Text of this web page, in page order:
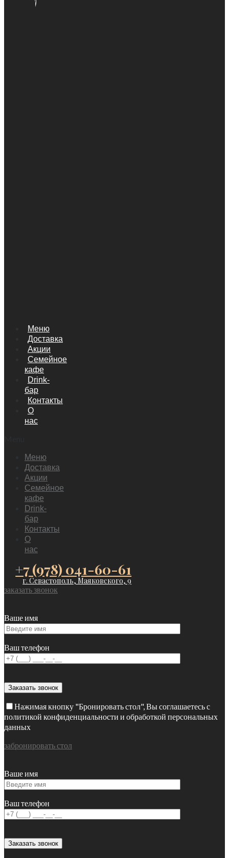
Меню
Доставка
Акции
Семейное
кафе
Drink-
бар
Контакты
О
нас
Меню
Доставка
Акции
Семейное
кафе
Drink-
бар
Контакты
О
нас
+7 (978) 041-60-61
г. Севастополь, Маяковского, 9
заказать звонок
Ваше имя
Ваш телефон
Нажимая кнопку "Бронировать стол", Вы соглашаетесь с
политикой конфиденциальности и обработкой персональных
данных
забронировать стол
Ваше имя
Ваш телефон